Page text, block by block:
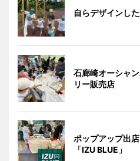
自らデザインし
石廊崎オーシャ
リー販売店
ポップアップ出
「IZU BLUE」